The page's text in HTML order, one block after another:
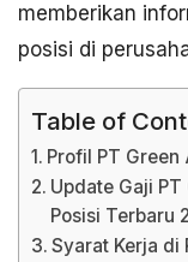
memberikan
posisi di
Table of
Profil PT Green
Update Gaji
Posisi Terbaru
Syarat Kerja di